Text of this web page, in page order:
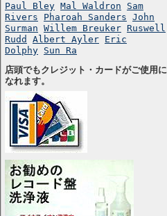
Paul Bley Mal Waldron
Sam
Rivers
Pharoah Sanders John
Surman Willem Breuker Ruswell
Rudd
Albert Ayler Eric
Dolphy Sun Ra
店頭でもクレジット・カードがご使用に
なれます。